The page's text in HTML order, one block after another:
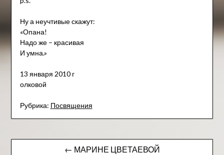
Ну а неучтивые скажут:
«Опана!
Надо же – красивая
И умна.»
13 января 2010 г
олковой
Рубрика: Посвящения
Навигация← МАРИНЕ ЦВЕТАЕВОЙ